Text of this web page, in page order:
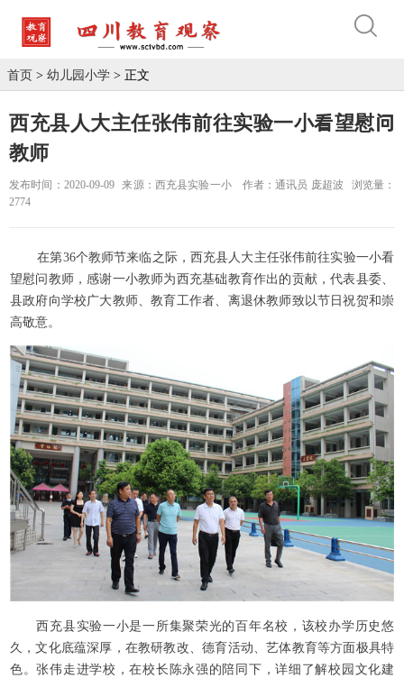
首页 > 幼儿园小学 > 正文
西充县人大主任张伟前往实验一小看望慰问
教师
发布时间：2020-09-09 来源：西充县实验一小 作者：通讯员 庞超波
浏览量：
2774
在第36个教师节来临之际，西充县人大主任张伟前往实验一小看
望慰问教师，感谢一小教师为西充基础教育作出的贡献，代表县委、
县政府向学校广大教师、教育工作者、离退休教师致以节日祝贺和崇
高敬意。
西充县实验一小是一所集聚荣光的百年名校，该校办学历史悠
久，文化底蕴深厚，在教研教改、德育活动、艺体教育等方面极具特
色。张伟走进学校，在校长陈永强的陪同下，详细了解校园文化建